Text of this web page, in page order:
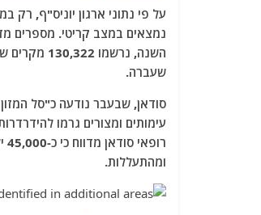
נמצאים במצב קריטי. מספרים
שעברה.
סודאן, שבעבר נודעה כ"סל
עימותים ומצורים גרמו
ומהתעללות.